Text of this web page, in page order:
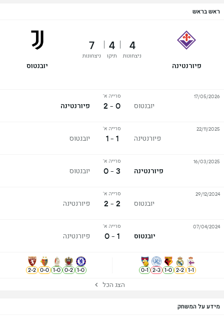
מידע על המשחק
ראש בראש
פיורנטינה
4
ניצחונות
4
תיקו
7
ניצחונות
יובנטוס
יובנטוס
סרייה א'
0 - 2 פיורנטינה
17/05/2026
פיורנטינה
סרייה א'
1 - 1 יובנטוס
22/11/2025
פיורנטינה
סרייה א'
3 - 0 יובנטוס
16/03/2025
יובנטוס
סרייה א'
2 - 2 פיורנטינה
29/12/2024
יובנטוס
סרייה א'
1 - 0 פיורנטינה
07/04/2024
1
-
1
2
-
2
0
-
1
3
-
2
1
-
0
0
-
1
2
-
0
0
-
1
0
-
0
2
-
2
הצג הכל